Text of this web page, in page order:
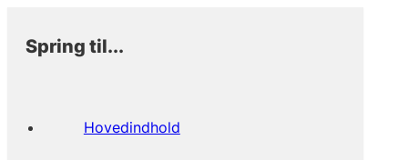
Spring til...
Hovedindhold